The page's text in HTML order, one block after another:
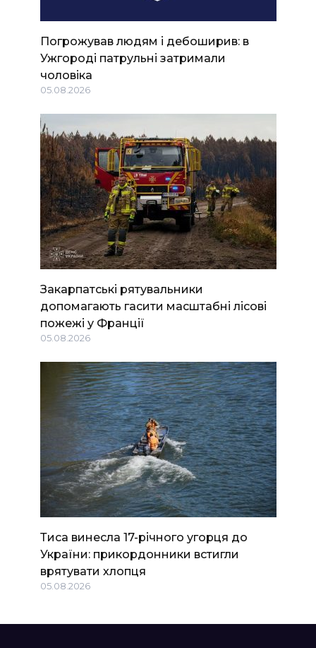
Погрожував людям і дебоширив: в
Ужгороді патрульні затримали
чоловіка
05.08.2026
Закарпатські рятувальники
допомагають гасити масштабні лісові
пожежі у Франції
05.08.2026
Тиса винесла 17-річного угорця до
України: прикордонники встигли
врятувати хлопця
05.08.2026